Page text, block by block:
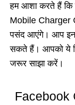
हम आशा करते हैं कि
Mobile Charger
पसंद आएंगे। आप इन
सकते हैं। आपको ये
जरूर साझा करें।
Facebook